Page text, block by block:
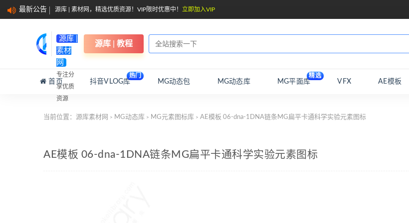
最新公告 源库 | 素材网，精选优质资源！VIP限时优惠中！ 立即加入VIP
源库 |
素材
网
专注分
享优质
资源
源库 | 教程
首页 抖音VLOG库
热门
MG动态包 MG动态库 MG平面库
精选
VFX AE模板
当前位置： 源库素材网 > MG动态库 > MG元素图标库 > AE模板 06-dna-1DNA链条MG扁平卡通科学实验元素图标
AE模板 06-dna-1DNA链条MG扁平卡通科学实验元素图标